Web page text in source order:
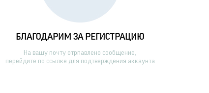
БЛАГОДАРИМ ЗА РЕГИСТРАЦИЮ
На вашу почту отрпавлено сообщение,
перейдите по ссылке для подтверждения аккаунта